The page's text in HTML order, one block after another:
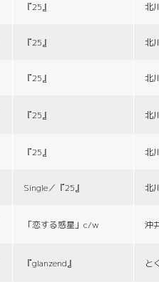
『25』 北
『25』 北
『25』 北
『25』 北
『25』 北
Single／『25』 北
「恋する惑星」c/w 沖
『glanzend』 と